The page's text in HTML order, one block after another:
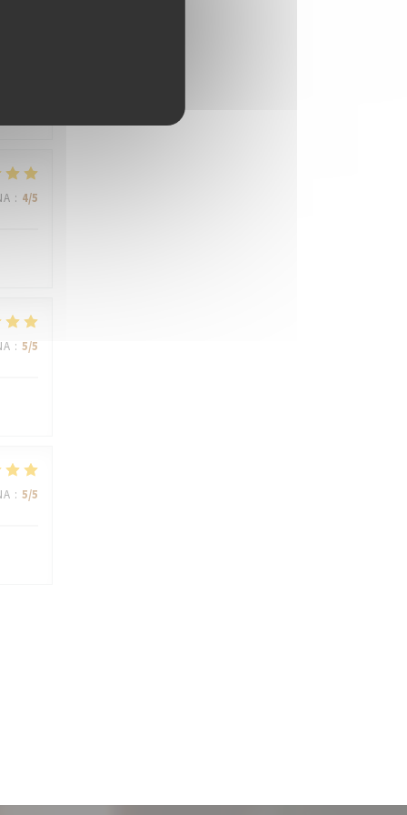
: 4/5
: 5/5
: 5/5